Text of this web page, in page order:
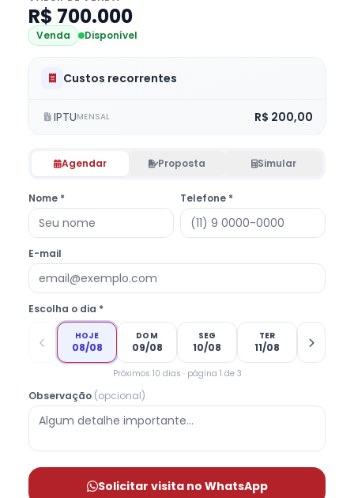
R$ 700.000
Venda Disponível
Custos recorrentes
IPTUMENSAL R$ 200,00
Agendar Proposta Simular
Nome * Telefone *
E-mail
Escolha o dia *
HOJE
08/08
DOM
09/08
SEG
10/08
TER
11/08
Próximos 10 dias · página 1 de 3
Observação (opcional)
Solicitar visita no WhatsApp